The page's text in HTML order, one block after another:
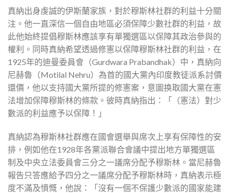
真納出身虔誠的伊斯蘭家族，對於穆斯林社群的利益十分關
注。他一直深信一個自由地區必須保障少數社群的利益，故
此他始終提倡穆斯林應該享有單獨選區以保障其政治參與的
權利。同時真納希望透過修憲以保障穆斯林社群的利益，在
1925年的迪曼委員會（Gurdwara Prabandhak）中，真納向
尼赫魯（Motilal Nehru）為首的國大黨內印度教徒派系討價
還價，他以支持國大黨所提的修憲案，意圖换取國大黨在憲
法增加保障穆斯林的條款。彼時真納指出：「（憲法）對少
數派的利益應予以保障！」
真納認為穆斯林社群應在國會選舉與席次上享有保障性的安
排，例如他在1928年各黨派聯合會議中提出地方單獨選區
制及中央立法委員會三分之一議席分配予穆斯林。當尼赫魯
報告只答應給予四分之一議席分配予穆斯林時，真納表示極
度不滿及憤慨，他說：「沒有一個不保護少數派的國家能建